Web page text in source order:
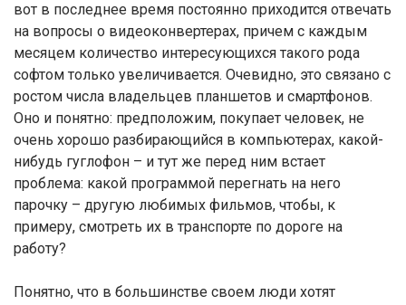
вот в последнее время постоянно приходится отвечать
на вопросы о видеоконвертерах, причем с каждым
месяцем количество интересующихся такого рода
софтом только увеличивается. Очевидно, это связано с
ростом числа владельцев планшетов и смартфонов.
Оно и понятно: предположим, покупает человек, не
очень хорошо разбирающийся в компьютерах, какой-
нибудь гуглофон – и тут же перед ним встает
проблема: какой программой перегнать на него
парочку – другую любимых фильмов, чтобы, к
примеру, смотреть их в транспорте по дороге на
работу?
Понятно, что в большинстве своем люди хотят